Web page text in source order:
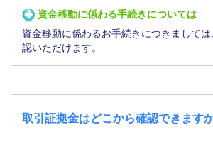
資金移動に係わる手続きについては
資金移動に係わるお手続きにつきまして
認いただけます。
取引証拠金はどこから確認できますか